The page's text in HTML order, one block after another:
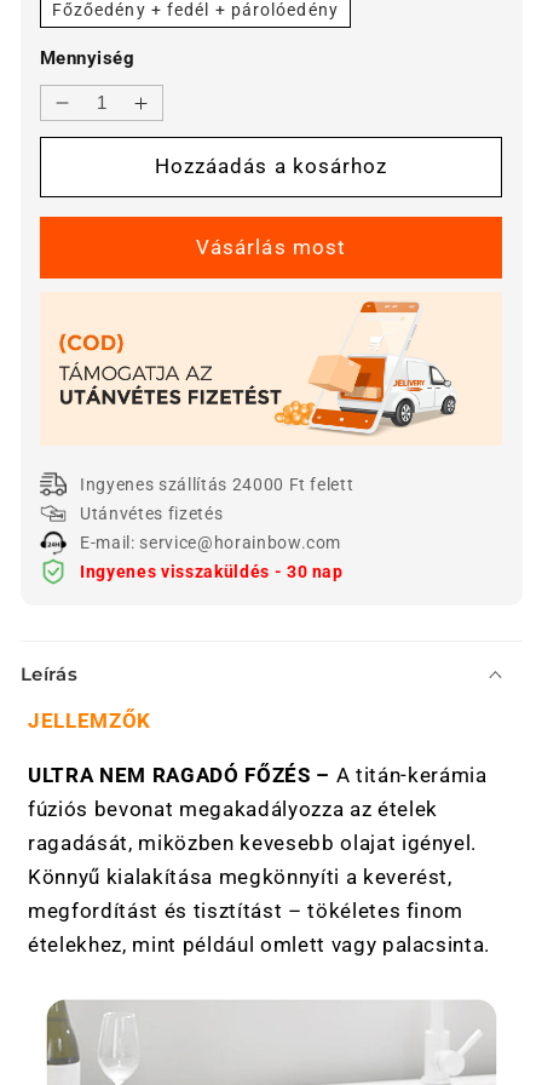
Főzőedény + fedél + párolóedény
Mennyiség
12
hüvelykes
titánötvözetből
készült
tapadásmentes
(fedéllel)
csökkentése
12
hüvelykes
titánötvözetből
készült
tapadásmentes
serpenyő
(fedéllel)
Hozzáadás a kosárhoz
Ingyenes szállítás 24000 Ft felett
Utánvétes fizetés
E-mail: service@horainbow.com
Ingyenes visszaküldés - 30 nap
s
s
e
c
s
u
k
h
Leírás
JELLEMZŐK
ULTRA NEM RAGADÓ FŐZÉS – A titán-kerámia
fúziós bevonat megakadályozza az ételek
ragadását, miközben kevesebb olajat igényel.
Könnyű kialakítása megkönnyíti a keverést,
megfordítást és tisztítást – tökéletes finom
ételekhez, mint például omlett vagy palacsinta.